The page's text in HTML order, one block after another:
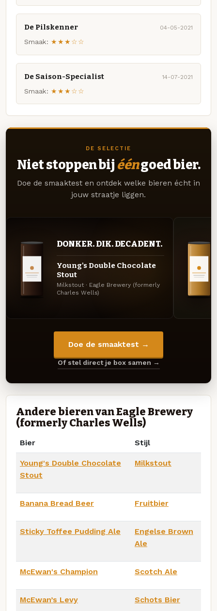
De Pilskenner 04-05-2021
Smaak: ★★★☆☆
De Saison-Specialist 14-07-2021
Smaak: ★★★☆☆
DE SELECTIE
Niet stoppen bij ééngoed bier.
Doe de smaaktest en ontdek welke bieren écht in
jouw straatje liggen.
DONKER. DIK. DECADENT.
Young's Double Chocolate
Stout
Milkstout · Eagle Brewery (formerly
Charles Wells)
Doe de smaaktest →
Of stel direct je box samen →
Andere bieren van Eagle Brewery
(formerly Charles Wells)
Bier Stijl
Young's Double Chocolate
Stout
Milkstout
Banana Bread Beer Fruitbier
Sticky Toffee Pudding Ale
Engelse Brown
Ale
McEwan's Champion Scotch Ale
McEwan’s Levy Schots Bier